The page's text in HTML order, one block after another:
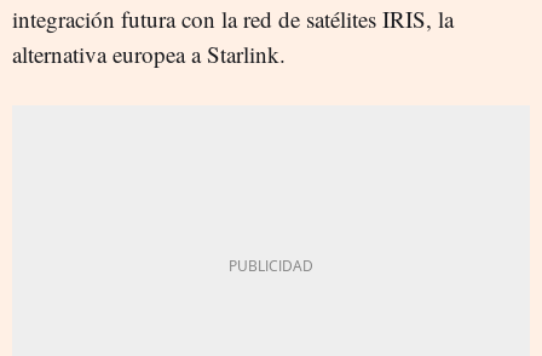
integración futura con la red de satélites IRIS, la
alternativa europea a Starlink.